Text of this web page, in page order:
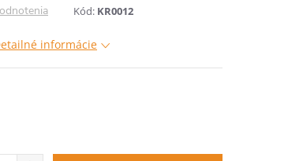
Kód: KR0012
informácie